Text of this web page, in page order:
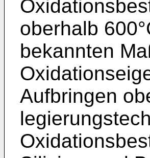
oberhalb
bekannten
Aufbringen